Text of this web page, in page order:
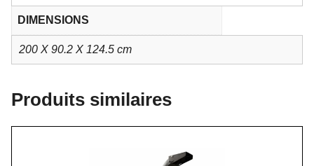
DIMENSIONS
200 X 90.2 X 124.5 cm
Produits similaires